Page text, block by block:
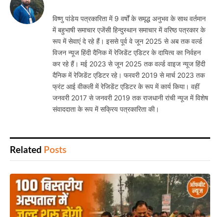
विष्णु पांडेय पत्रकारिता में 9 वर्षों के समृद्ध अनुभव के साथ वर्तमान
में बहुभाषी समाचार एजेंसी हिन्दुस्थान समाचार में वरिष्ठ पत्रकार के
रूप में सेवाएं दे रहे हैं। इससे पूर्व वे जून 2025 से अब तक वर्ल्ड
विजन न्यूज हिंदी दैनिक में रेजिडेंट एडिटर के दायित्व का निर्वहन
कर रहे हैं। मई 2023 से जून 2025 तक वर्ल्ड वाइज न्यूज हिंदी
दैनिक में रेजिडेंट एडिटर रहे। फरवरी 2019 से मार्च 2023 तक
फ्रंट आई वीकली में रेजिडेंट एडिटर के रूप में कार्य किया। वहीं
जनवरी 2017 से जनवरी 2019 तक राजधानी रांची न्यूज में विशेष
संवाददाता के रूप में सक्रिय पत्रकारिता की।
Related Posts